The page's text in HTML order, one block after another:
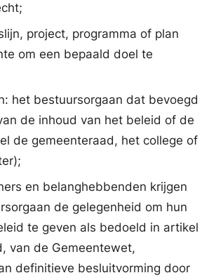
project, programma of plan
om een bepaald doel te
het bestuursorgaan dat bevoegd
de inhoud van het beleid of de
de gemeenteraad, het college of
en belanghebbenden krijgen
de gelegenheid om hun
te geven als bedoeld in artikel
van de Gemeentewet,
definitieve besluitvorming door